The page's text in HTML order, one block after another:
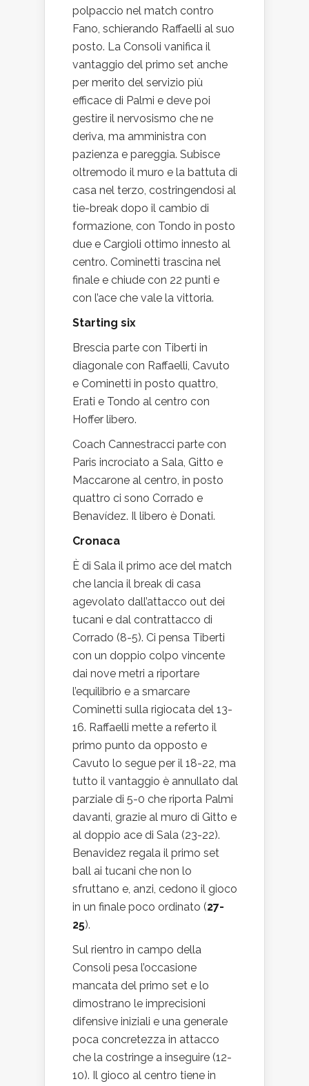
polpaccio nel match contro
Fano, schierando Raffaelli al suo
posto. La Consoli vanifica il
vantaggio del primo set anche
per merito del servizio più
efficace di Palmi e deve poi
gestire il nervosismo che ne
deriva, ma amministra con
pazienza e pareggia. Subisce
oltremodo il muro e la battuta di
casa nel terzo, costringendosi al
tie-break dopo il cambio di
formazione, con Tondo in posto
due e Cargioli ottimo innesto al
centro. Cominetti trascina nel
finale e chiude con 22 punti e
con l’ace che vale la vittoria.
Starting six
Brescia parte con Tiberti in
diagonale con Raffaelli, Cavuto
e Cominetti in posto quattro,
Erati e Tondo al centro con
Hoffer libero.
Coach Cannestracci parte con
Paris incrociato a Sala, Gitto e
Maccarone al centro, in posto
quattro ci sono Corrado e
Benavídez. Il libero è Donati.
Cronaca
È di Sala il primo ace del match
che lancia il break di casa
agevolato dall’attacco out dei
tucani e dal contrattacco di
Corrado (8-5). Ci pensa Tiberti
con un doppio colpo vincente
dai nove metri a riportare
l’equilibrio e a smarcare
Cominetti sulla rigiocata del 13-
16. Raffaelli mette a referto il
primo punto da opposto e
Cavuto lo segue per il 18-22, ma
tutto il vantaggio è annullato dal
parziale di 5-0 che riporta Palmi
davanti, grazie al muro di Gitto e
al doppio ace di Sala (23-22).
Benavidez regala il primo set
ball ai tucani che non lo
sfruttano e, anzi, cedono il gioco
in un finale poco ordinato (27-
25).
Sul rientro in campo della
Consoli pesa l’occasione
mancata del primo set e lo
dimostrano le imprecisioni
difensive iniziali e una generale
poca concretezza in attacco
che la costringe a inseguire (12-
10). Il gioco al centro tiene in